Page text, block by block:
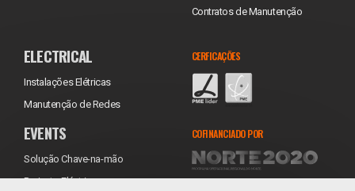
Contratos de Manutenção
ELECTRICAL
Instalações Elétricas
Manutenção de Redes
EVENTS
Solução Chave-na-mão
Projecto Eléctrico
CERFICAÇÕES
COFINANCIADO POR